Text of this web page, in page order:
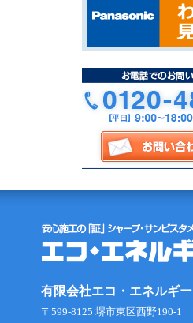
有限会社エコ・エネルギー
〒599-8125 堺市東区西野190-1